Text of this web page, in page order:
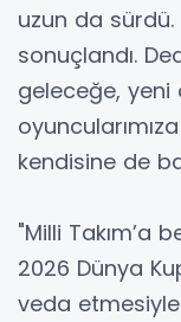
uzun da
sonuçlandı.
geleceğe, yeni
kendisine de
"Milli Takım’a
2026 Dünya
veda